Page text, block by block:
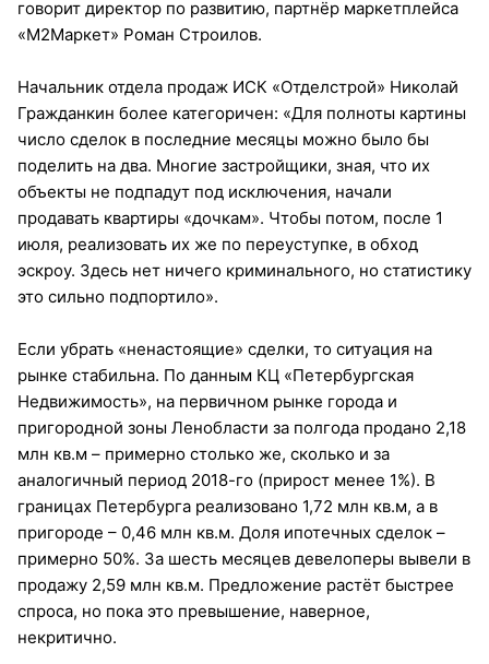
говорит директор по развитию, партнёр маркетплейса
«М2Маркет» Роман Строилов.
Начальник отдела продаж ИСК «Отделстрой» Николай
Гражданкин более категоричен: «Для полноты картины
число сделок в последние месяцы можно было бы
поделить на два. Многие застройщики, зная, что их
объекты не подпадут под исключения, начали
продавать квартиры «дочкам». Чтобы потом, после 1
июля, реализовать их же по переуступке, в обход
эскроу. Здесь нет ничего криминального, но статистику
это сильно подпортило».
Если убрать «ненастоящие» сделки, то ситуация на
рынке стабильна. По данным КЦ «Петербургская
Недвижимость», на первичном рынке города и
пригородной зоны Ленобласти за полгода продано 2,18
млн кв.м – примерно столько же, сколько и за
аналогичный период 2018-го (прирост менее 1%). В
границах Петербурга реализовано 1,72 млн кв.м, а в
пригороде – 0,46 млн кв.м. Доля ипотечных сделок –
примерно 50%. За шесть месяцев девелоперы вывели в
продажу 2,59 млн кв.м. Предложение растёт быстрее
спроса, но пока это превышение, наверное,
некритично.